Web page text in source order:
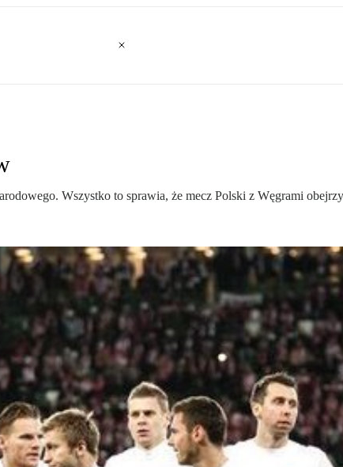
Wszystko to sprawia, że mecz Polski z Węgrami